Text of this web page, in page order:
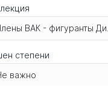
ВАК - фигуранты Ди...
степени
важно